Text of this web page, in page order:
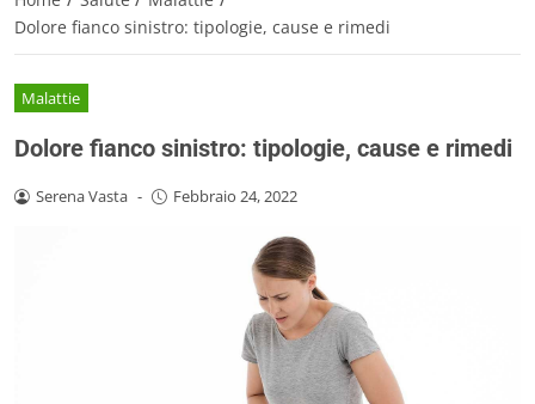
Dolore fianco sinistro: tipologie, cause e rimedi
Malattie
Dolore fianco sinistro: tipologie, cause e rimedi
Serena Vasta - Febbraio 24, 2022